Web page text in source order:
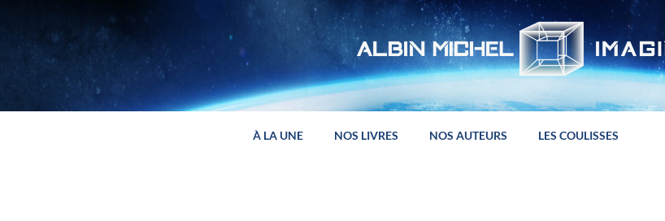
À LA UNE NOS LIVRES NOS AUTEURS LES COULISSES